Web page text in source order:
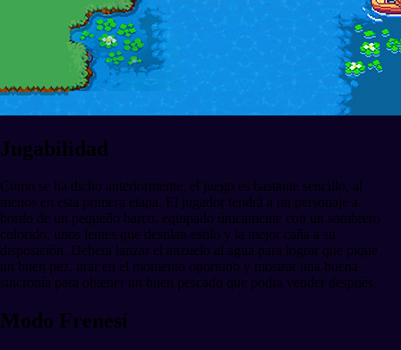
Jugabilidad
Como se ha dicho anteriormente, el juego es bastante sencillo, al
menos en esta primera etapa. El jugador tendrá a un personaje a
bordo de un pequeño barco, equipado únicamente con un sombrero
colorido, unos lentes que destilan estilo y la mejor caña a su
disposición. Deberá lanzar el anzuelo al agua para lograr que pique
un buen pez, tirar en el momento oportuno y mostrar una buena
sincronía para obtener un buen pescado que podrá vender después.
Modo Frenesí